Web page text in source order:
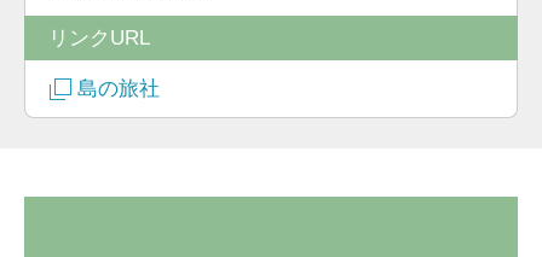
リンクURL
島の旅社